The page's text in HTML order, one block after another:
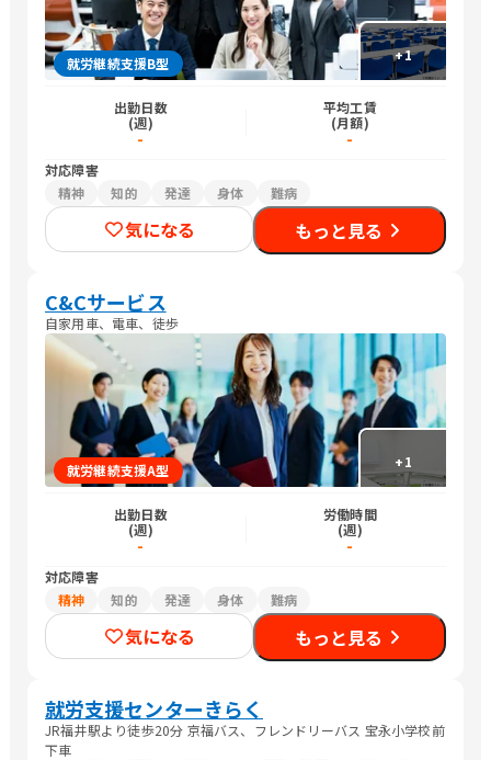
+1
就労継続支援B型
出勤日数
(週)
-
平均工賃
(月額)
-
対応障害
精神
知的 発達 身体 難病
気になる もっと見る
C&Cサービス
自家用車、電車、徒歩
+1
就労継続支援A型
出勤日数
(週)
-
労働時間
(週)
-
対応障害
精神
知的 発達 身体 難病
気になる もっと見る
就労支援センターきらく
JR福井駅より徒歩20分 京福バス、フレンドリーバス 宝永小学校前
下車